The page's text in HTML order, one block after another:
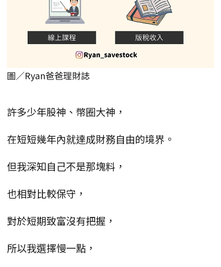
圖／Ryan爸爸理財誌
許多少年股神、幣圈大神，
在短短幾年內就達成財務自由的境界。
但我深知自己不是那塊料，
也相對比較保守，
對於短期致富沒有把握，
所以我選擇慢一點，